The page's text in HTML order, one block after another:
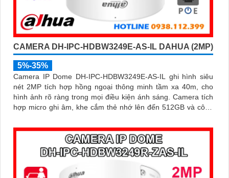
CAMERA DH-IPC-HDBW3249E-AS-IL DAHUA (2MP)
5%-35%
Camera IP Dome DH-IPC-HDBW3249E-AS-IL ghi hình siêu
nét 2MP tích hợp hồng ngoại thông minh tầm xa 40m, cho
hình ảnh rõ ràng trong mọi điều kiện ánh sáng. Camera tích
hợp micro ghi âm, khe cắm thẻ nhớ lên đến 512GB và công
giám sát vượt trội